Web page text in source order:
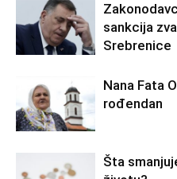
sankcija
Srebrenice
Nana Fata
rođendan
Šta